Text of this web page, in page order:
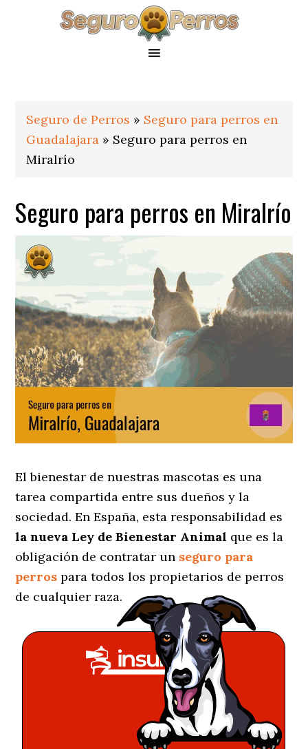
Seguro de Perros » Seguro para perros en
Guadalajara » Seguro para perros en
Miralrío
Seguro para perros en Miralrío
El bienestar de nuestras mascotas es una
tarea compartida entre sus dueños y la
sociedad. En España, esta responsabilidad es
la nueva Ley de Bienestar Animal que es la
obligación de contratar un seguro para
perros para todos los propietarios de perros
de cualquier raza.